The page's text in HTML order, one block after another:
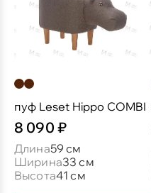
пуф Leset Hippo COMBI
8 090 ₽
Длина59 см
Ширина33 см
Высота41 см